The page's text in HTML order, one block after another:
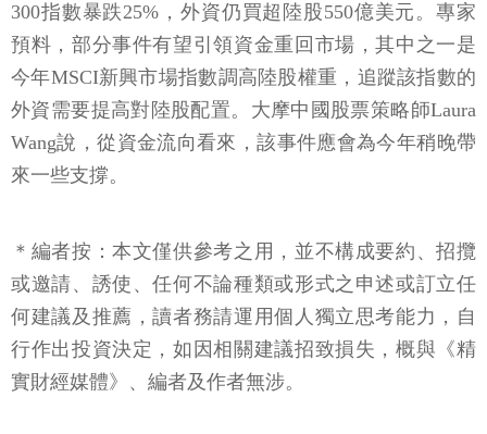
300指數暴跌25%，外資仍買超陸股550億美元。專家
預料，部分事件有望引領資金重回市場，其中之一是
今年MSCI新興市場指數調高陸股權重，追蹤該指數的
外資需要提高對陸股配置。大摩中國股票策略師Laura
Wang說，從資金流向看來，該事件應會為今年稍晚帶
來一些支撐。
＊編者按：本文僅供參考之用，並不構成要約、招攬
或邀請、誘使、任何不論種類或形式之申述或訂立任
何建議及推薦，讀者務請運用個人獨立思考能力，自
行作出投資決定，如因相關建議招致損失，概與《精
實財經媒體》、編者及作者無涉。